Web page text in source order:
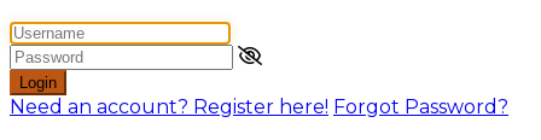
Login
Need an account? Register here! Forgot Password?